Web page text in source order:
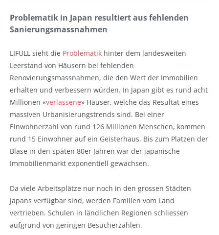
Problematik in Japan resultiert aus fehlenden
Sanierungsmassnahmen
LIFULL sieht die Problematik hinter dem landesweiten
Leerstand von Häusern bei fehlenden
Renovierungsmassnahmen, die den Wert der Immobilien
erhalten und verbessern würden. In Japan gibt es rund acht
Millionen «verlassene» Häuser, welche das Resultat eines
massiven Urbanisierungstrends sind. Bei einer
Einwohnerzahl von rund 126 Millionen Menschen, kommen
rund 15 Einwohner auf ein Geisterhaus. Bis zum Platzen der
Blase in den späten 80er Jahren war der japanische
Immobilienmarkt exponentiell gewachsen.
Da viele Arbeitsplätze nur noch in den grossen Städten
Japans verfügbar sind, werden Familien vom Land
vertrieben. Schulen in ländlichen Regionen schliessen
aufgrund von geringen Besucherzahlen.